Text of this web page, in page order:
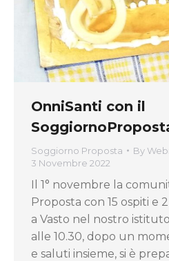
OnniSanti con il
Soggiorno Proposta By
3 Novembre 2022
Il 1° novembre la
Proposta con 15 ospiti e
a Vasto nel nostro
alle 10.30, dopo un
e saluti insieme, si è